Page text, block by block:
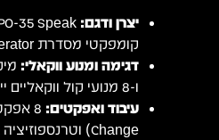
יצרן ודגם:
קומפקטי מסדרת Pocket Operator.
דגימה ומנוע ווקאלי:
ו-8 מנועי קול ווקאליים ייחודיים.
עיבוד ואפקטים:
Change) וטרנספוזיציה בזמן אמת.